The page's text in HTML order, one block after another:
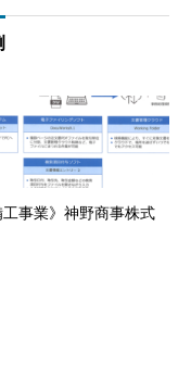
工事業》神野商事株式